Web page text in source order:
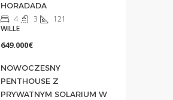
HORADADA
4 3
121
WILLE
649.000€
NOWOCZESNY
PENTHOUSE Z
PRYWATNYM SOLARIUM W